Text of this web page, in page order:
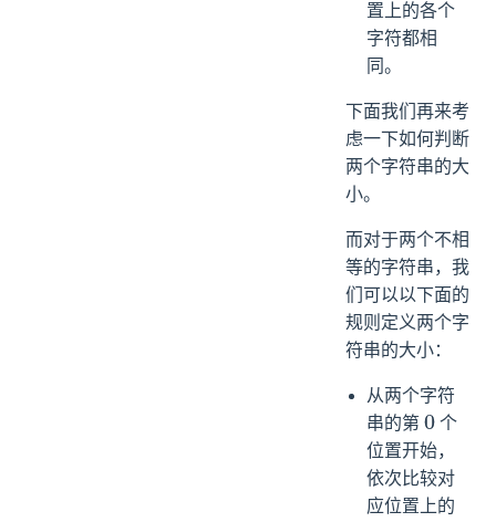
置上的各个
字符都相
同。
下面我们再来考
虑一下如何判断
两个字符串的大
小。
而对于两个不相
等的字符串，我
们可以以下面的
规则定义两个字
符串的大小：
从两个字符
串的第0个
位置开始，
依次比较对
应位置上的